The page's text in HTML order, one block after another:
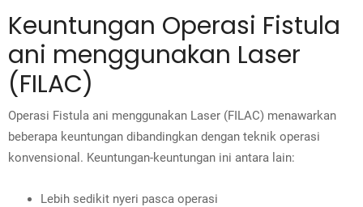
Keuntungan Operasi Fistula
ani menggunakan Laser
(FILAC)
Operasi Fistula ani menggunakan Laser (FILAC) menawarkan
beberapa keuntungan dibandingkan dengan teknik operasi
konvensional. Keuntungan-keuntungan ini antara lain:
Lebih sedikit nyeri pasca operasi